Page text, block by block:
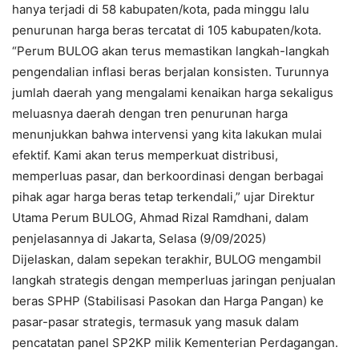
hanya terjadi di 58 kabupaten/kota, pada minggu lalu
penurunan harga beras tercatat di 105 kabupaten/kota.
“Perum BULOG akan terus memastikan langkah-langkah
pengendalian inflasi beras berjalan konsisten. Turunnya
jumlah daerah yang mengalami kenaikan harga sekaligus
meluasnya daerah dengan tren penurunan harga
menunjukkan bahwa intervensi yang kita lakukan mulai
efektif. Kami akan terus memperkuat distribusi,
memperluas pasar, dan berkoordinasi dengan berbagai
pihak agar harga beras tetap terkendali,” ujar Direktur
Utama Perum BULOG, Ahmad Rizal Ramdhani, dalam
penjelasannya di Jakarta, Selasa (9/09/2025)
Dijelaskan, dalam sepekan terakhir, BULOG mengambil
langkah strategis dengan memperluas jaringan penjualan
beras SPHP (Stabilisasi Pasokan dan Harga Pangan) ke
pasar-pasar strategis, termasuk yang masuk dalam
pencatatan panel SP2KP milik Kementerian Perdagangan.